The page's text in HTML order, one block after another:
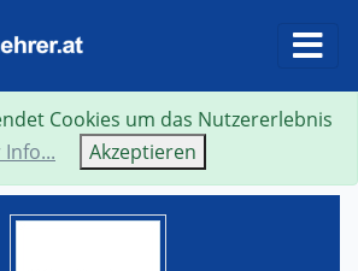
Suche Zurück
Cookies um das Nutzererlebnis
Akzeptieren